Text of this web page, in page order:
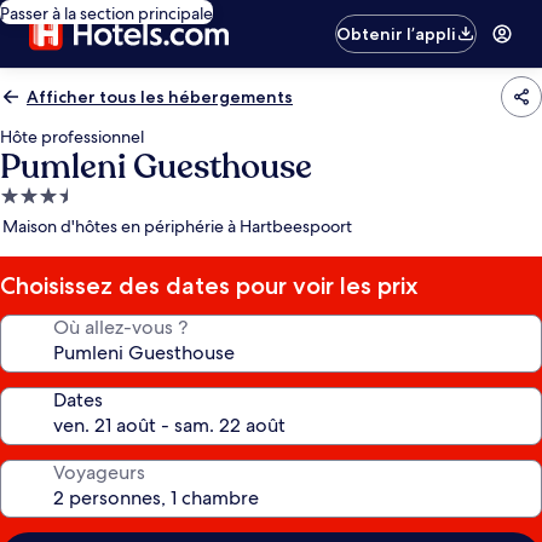
Passer à la section principale
Obtenir l’appli
Afficher tous les hébergements
Hôte professionnel
Pumleni Guesthouse
Hébergement
3.5 étoiles
Maison d'hôtes en périphérie à Hartbeespoort
Choisissez des dates pour voir les prix
Où allez-vous ?
Dates
Voyageurs